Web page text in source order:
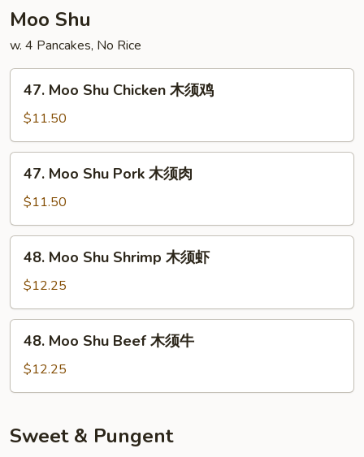
什
锦
蓉
蛋
Moo Shu
w. 4 Pancakes, No Rice
Moo
Shu
Chicken
木
47. Moo Shu Chicken 木须鸡
$11.50
Moo
Shu
Pork
木
47. Moo Shu Pork 木须肉
$11.50
Moo
Shu
Shrimp
木
48. Moo Shu Shrimp 木须虾
$12.25
Moo
Shu
Beef
须
牛
48. Moo Shu Beef 木须牛
$12.25
Sweet & Pungent